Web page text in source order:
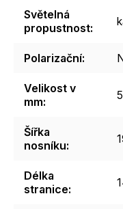
Světelná
propustnost:
Polarizační:
Velikost v
mm:
Šířka
nosníku:
Délka
stranice: